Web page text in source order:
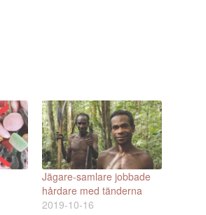
Jägare-samlare jobbade
hårdare med tänderna
2019-10-16